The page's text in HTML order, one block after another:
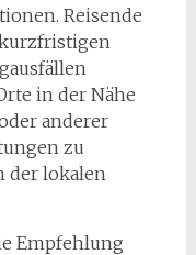
Reisende
in der Nähe
anderer
zu
der lokalen
Empfehlung